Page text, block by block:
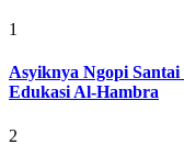
1
Asyiknya Ngopi
Edukasi Al-Hambra
2